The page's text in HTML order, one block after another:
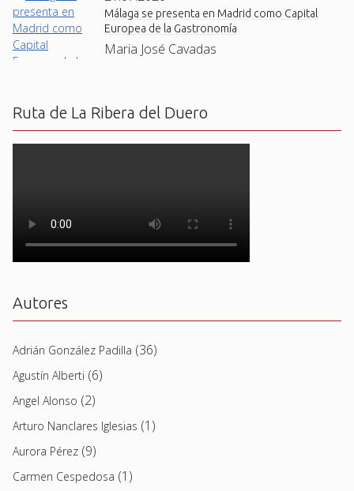
Málaga se presenta en Madrid como Capital
Europea de la Gastronomía
Maria José Cavadas
Ruta de La Ribera del Duero
Autores
Adrián González Padilla (36)
Agustín Alberti (6)
Angel Alonso (2)
Arturo Nanclares Iglesias (1)
Aurora Pérez (9)
Carmen Cespedosa (1)